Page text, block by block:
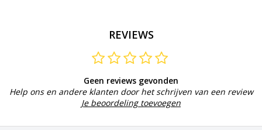
REVIEWS
Geen reviews gevonden
Help ons en andere klanten door het schrijven van een review
Je beoordeling toevoegen